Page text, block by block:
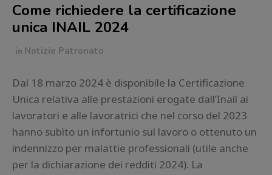
Come richiedere la certificazione
unica INAIL 2024
in Notizie Patronato
Dal 18 marzo 2024 è disponibile la Certificazione
Unica relativa alle prestazioni erogate dall’Inail ai
lavoratori e alle lavoratrici che nel corso del 2023
hanno subìto un infortunio sul lavoro o ottenuto un
indennizzo per malattie professionali (utile anche
per la dichiarazione dei redditi 2024). La